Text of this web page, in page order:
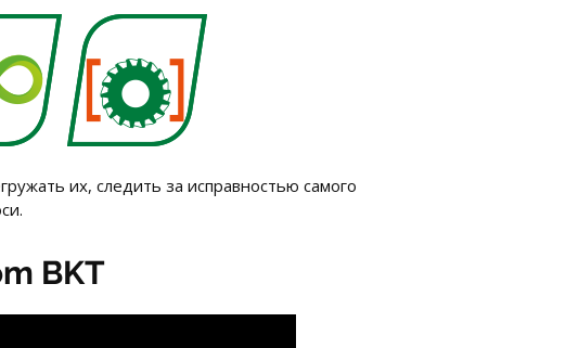
их, следить за исправностью самого
BKT